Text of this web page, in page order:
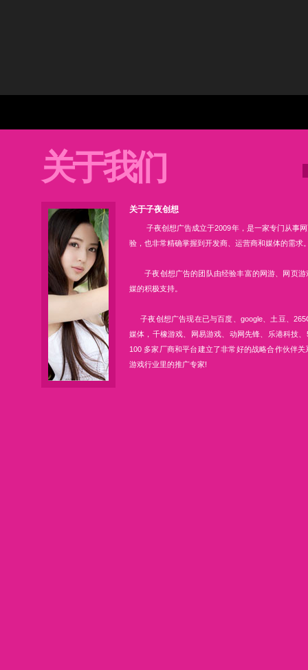
关于我们
关于子夜创想
子夜创想广告成立于2009年，是一家专门从事网
验，也非常精确掌握到开发商、运营商和媒体的需求
子夜创想广告的团队由经验丰富的网游、网页游
媒的积极支持。
子夜创想广告现在已与百度、google、土豆、
媒体，千橡游戏、网易游戏、动网先锋、乐港科技
100 多家厂商和平台建立了非常好的战略合作伙伴
游戏行业里的推广专家!